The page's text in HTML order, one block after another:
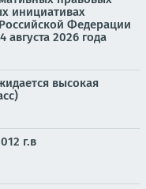
инициативах
Федерации
2026 года
высокая
г.в